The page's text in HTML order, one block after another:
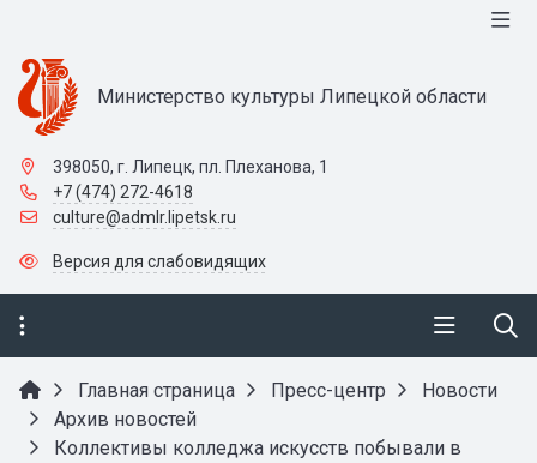
Министерство культуры Липецкой области
398050, г. Липецк, пл. Плеханова, 1
+7 (474) 272-4618
culture@admlr.lipetsk.ru
Версия для слабовидящих
Главная страница Пресс-центр
Новости
Архив новостей
Коллективы колледжа искусств побывали в